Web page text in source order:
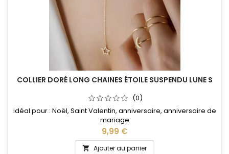
COLLIER DORÉ LONG CHAINES ÉTOILE SUSPENDU LUNE S
(0)
idéal pour : Noël, Saint Valentin, anniversaire, anniversaire de
mariage
Prix
9,99 €
 Ajouter au panier